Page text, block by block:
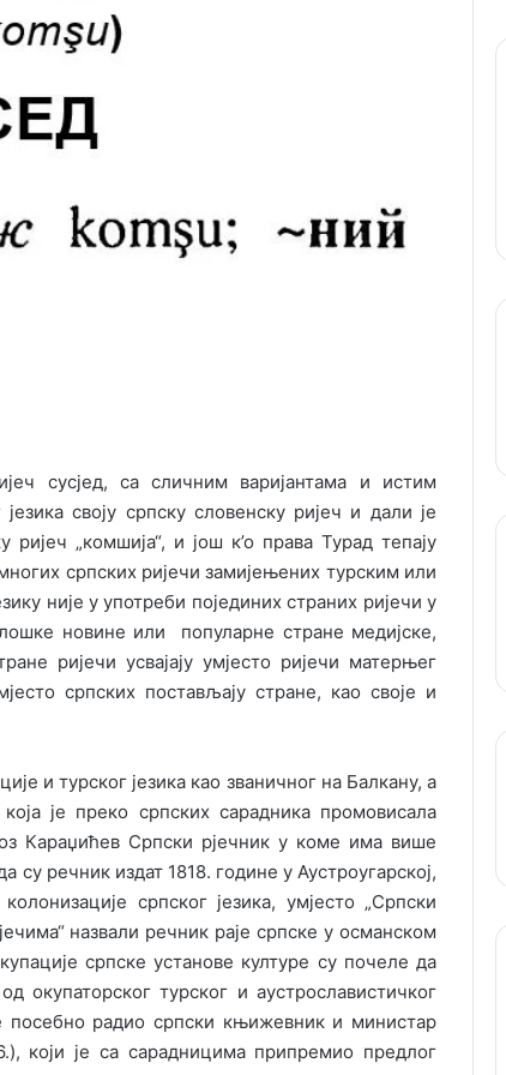
сусјед, са сличним варијантама и истим
своју српску словенску ријеч и дали је
ријеч „комшија“, и још к’о права Турад тепају
српских ријечи замијењених турским или
није у употреби појединих страних ријечи у
новине или популарне стране медијске,
ријечи усвајају умјесто ријечи матерњег
српских постављају стране, као своје и
и турског језика као званичног на Балкану, а
је преко српских сарадника промовисала
Караџићев Српски рјечник у коме има више
су речник издат 1818. године у Аустроугарској,
српског језика, умјесто „Српски
назвали речник раје српске у османском
српске установе културе су почеле да
окупаторског турског и аустрославистичког
посебно радио српски књижевник и министар
који је са сарадницима припремио предлог